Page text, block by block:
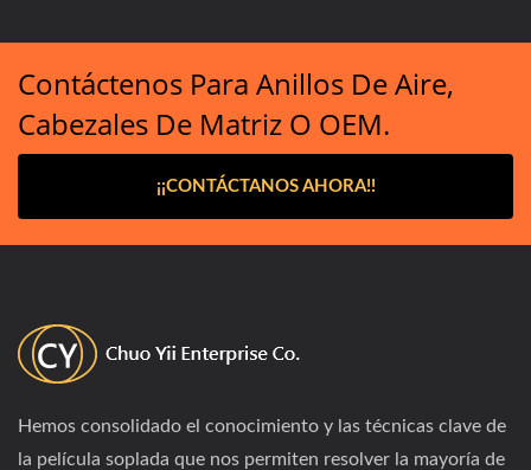
Contáctenos Para Anillos De Aire,
Cabezales De Matriz O OEM.
¡¡CONTÁCTANOS AHORA!!
Hemos consolidado el conocimiento y las técnicas clave de
la película soplada que nos permiten resolver la mayoría de